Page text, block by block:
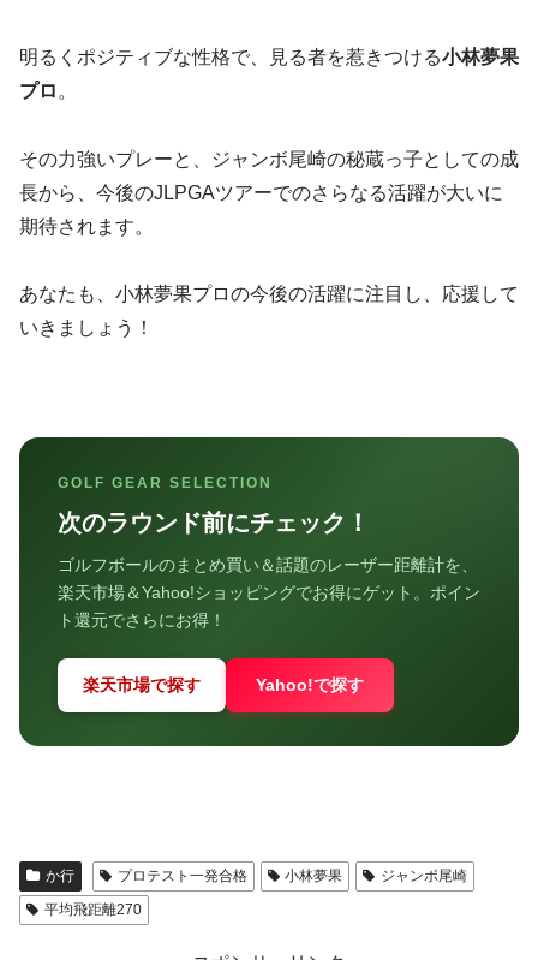
明るくポジティブな性格で、見る者を惹きつける小林夢果
プロ 。
その力強いプレーと、ジャンボ尾崎の秘蔵っ子としての成
長から、今後のJLPGAツアーでのさらなる活躍が大いに
期待されます。
あなたも、小林夢果プロの今後の活躍に注目し、応援して
いきましょう！
GOLF GEAR SELECTION
次のラウンド前にチェック！
ゴルフボールのまとめ買い＆話題のレーザー距離計を、
楽天市場＆Yahoo!ショッピングでお得にゲット。ポイン
ト還元でさらにお得！
楽天市場で探す Yahoo!で探す
か行 プロテスト一発合格 小林夢果
ジャンボ尾崎
平均飛距離270